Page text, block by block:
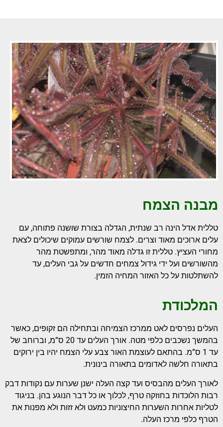
מבנה הצמח
טללית אדל הינה רב שנתית, הגדלה בצורת שושנה פתוחה, עם
עלים ארוכים מאוד וצרים. לצמח שורשים עמוקים שיכולים לצאת
מחורי העציץ. טללית זו גדלה מאוד מהר, ומתפשטת מהר
מהשורשים ועל ידי גידול צמחים חדשים על גבי העלים, עד
להשתלטות על כל האזור המחיה הזמין.
המלכודת
העלים נפרסים לאט ממרכז הצמיחה ובתחילה הם זקופים, כאשר
בהמשך נשכבים כלפי מטה. אורך העלים עד 20 ס”מ, וברוחב של
עד 1 ס”מ.
בהתאם לעוצמת האור צבע עלי הצמח יהיו בין ירוקים
בתאורה חלשה לאדומים בתאורה בינונית.
לאורך העלים מהבסיס ועד קצה העלה ישנן שערות עם נקודות דבק
רבות הלוכדות בחוזקה טרף, לכלוך או כל דבר הנוגע בהן. בניגוד
לטליות אחרות השערות החיצוניות כמעט ולא זזות ולא מפנות את
הטרף כלפי מרכז העלה.